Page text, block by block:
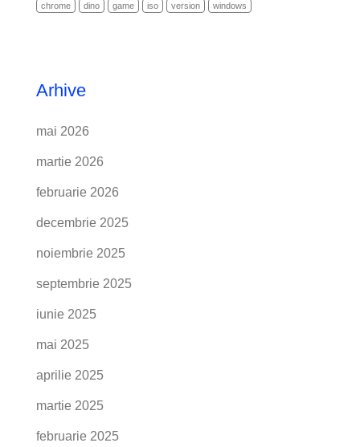
chrome dino game iso version windows
Arhive
mai 2026
martie 2026
februarie 2026
decembrie 2025
noiembrie 2025
septembrie 2025
iunie 2025
mai 2025
aprilie 2025
martie 2025
februarie 2025